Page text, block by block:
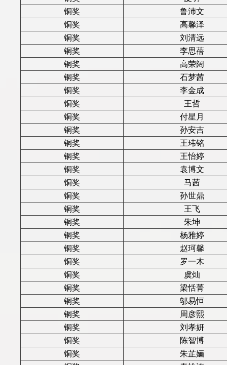
铜奖
鲁沛文
铜奖
高馨泽
铜奖
刘清远
铜奖
李思蓓
铜奖
高荣阔
铜奖
石梦茜
铜奖
李金成
铜奖
王哲
铜奖
付星月
铜奖
孙安吉
铜奖
王玮铭
铜奖
王怡婷
铜奖
袁博文
铜奖
马茜
铜奖
孙世鼎
铜奖
王飞
铜奖
朱坤
铜奖
杨雅婷
铜奖
赵珂馨
铜奖
罗一木
铜奖
虞灿
铜奖
梁恬菁
铜奖
邬易恒
铜奖
周彦熙
铜奖
刘孝妍
铜奖
陈智博
铜奖
朱芷婳